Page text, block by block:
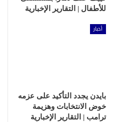
للأطفال | التقارير الإخبارية
أخبار
بايدن يجدد التأكيد على عزمه
خوض الانتخابات وهزيمة
ترامب | التقارير الإخبارية